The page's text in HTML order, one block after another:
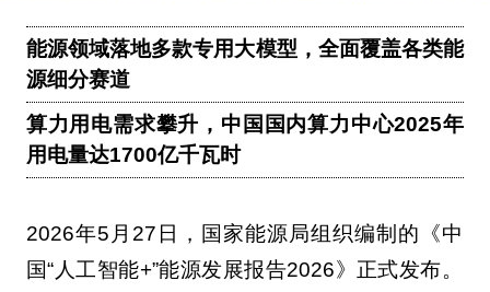
能源领域落地多款专用大模型，全面覆盖各类能
源细分赛道
算力用电需求攀升，中国国内算力中心2025年
用电量达1700亿千瓦时
2026年5月27日，国家能源局组织编制的《中
国“人工智能+”能源发展报告2026》正式发布。